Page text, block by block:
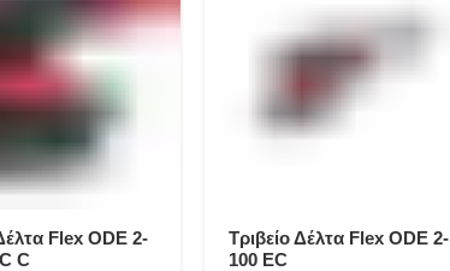
Flex ODE 2-
C
Τριβείο Δέλτα Flex ODE 2-
100 EC